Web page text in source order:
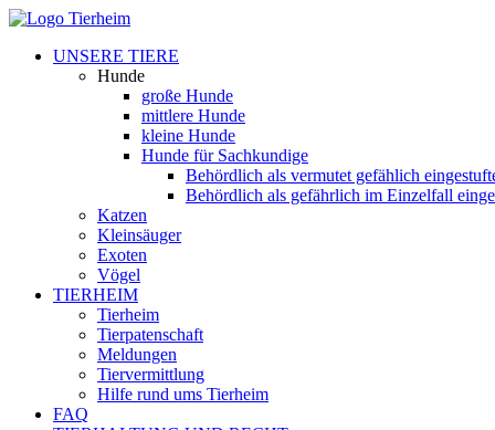
UNSERE TIERE
Hunde
große Hunde
mittlere Hunde
kleine Hunde
Hunde für Sachkundige
Behördlich als vermutet gefählich
Behördlich als gefährlich im Einzelfall
Katzen
Kleinsäuger
Exoten
Vögel
TIERHEIM
Tierheim
Tierpatenschaft
Meldungen
Tiervermittlung
Hilfe rund ums Tierheim
FAQ